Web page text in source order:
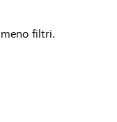
filtri.